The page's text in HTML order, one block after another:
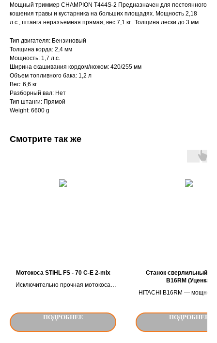
Мощный триммер CHAMPION Т444S-2 Предназначен для постоянного
кошения травы и кустарника на больших площадях. Мощность 2,18
л.с., штанга неразъемная прямая, вес 7,1 кг.. Толщина лески до 3 мм.
Тип двигателя: Бензиновый
Толщина корда: 2,4 мм
Мощность: 1,7 л.с.
Ширина скашивания кордом/ножом: 420/255 мм
Объем топливного бака: 1,2 л
Вес: 6,6 кг
Разборный вал: Нет
Тип штанги: Прямой
Weight: 6600 g
Смотрите так же
Мотокоса STIHL FS - 70 C-E 2-mix
Исключительно прочная мотокоса
Упрощенная система запуска.
ПОДРОБНЕЕ
Станок сверлильный
B16RM (Уценка)
HITACHI B16RM —
Станок оснащен ключевым
ПОДРОБНЕЕ